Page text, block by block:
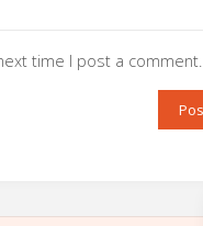
time I post a comment.